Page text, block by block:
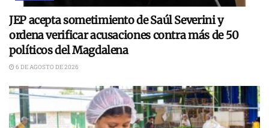
JEP acepta sometimiento de Saúl Severini y
ordena verificar acusaciones contra más de 50
políticos del Magdalena
6 DE AGOSTO DE 2026